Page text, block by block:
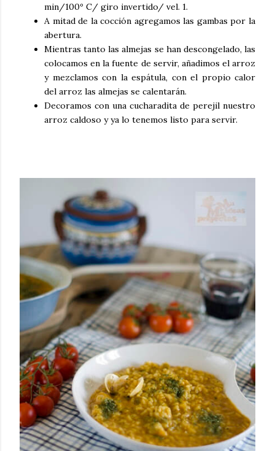
min/100º C/ giro invertido/ vel. 1.
A mitad de la cocción agregamos las gambas por la
abertura.
Mientras tanto las almejas se han descongelado, las
colocamos en la fuente de servir, añadimos el arroz
y mezclamos con la espátula, con el propio calor
del arroz las almejas se calentarán.
Decoramos con una cucharadita de perejil nuestro
arroz caldoso y ya lo tenemos listo para servir.